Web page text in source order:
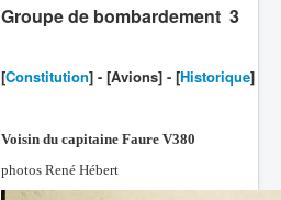
Groupe de bombardement 3
[Constitution] - [Avions] - [Historique]
Voisin du capitaine Faure V380
photos René Hébert